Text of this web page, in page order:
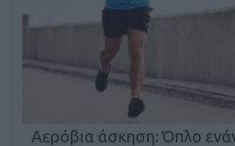
Αερόβια άσκηση: Όπλο